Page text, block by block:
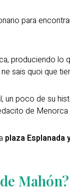
para
produciendo
sais quoi que
poco de su
de Menorca
plaza Esplanada
Mahón?